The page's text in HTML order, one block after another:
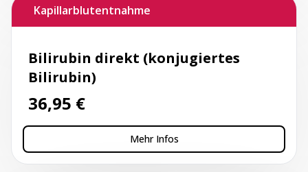
Kapillarblutentnahme
Bilirubin direkt (konjugiertes
Bilirubin)
36,95 €
Mehr Infos